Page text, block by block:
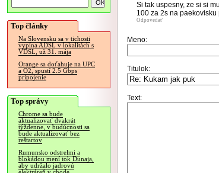
Top články
Na Slovensku sa v tichosti
vypína ADSL v lokalitách s
VDSL, už 31. mája
Orange sa doťahuje na UPC
a O2, spustí 2.5 Gbps
pripojenie
Top správy
Chrome sa bude
aktualizovať dvakrát
týždenne, v budúcnosti sa
bude aktualizovať bez
reštartov
Rumunsko odstrelmi a
blokádou mení tok Dunaja,
aby udržalo jadrovú
Si tak uspesny, ze si si
100 za 2s na paekovisku
Odpovedať
Meno:
Titulok:
Text: